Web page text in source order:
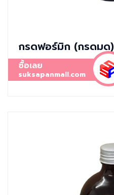
กรดฟอร์มิก (กรดมด)
ซื้อเลย
suksapanmall.com